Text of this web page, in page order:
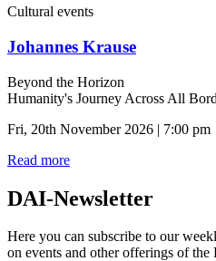
Cultural events
Johannes Krause
Beyond the Horizon
Humanity's Journey Across All
Fri, 20th November 2026 | 7:00 pm
Read more
DAI-Newsletter
Here you can subscribe to our
on events and other offerings of